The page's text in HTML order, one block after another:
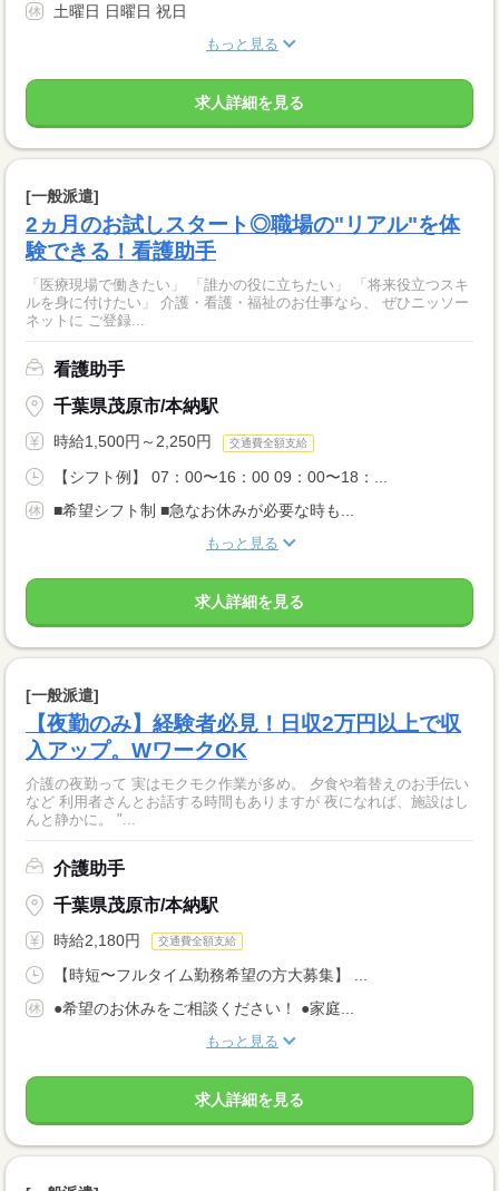
土曜日 日曜日 祝日
もっと見る
求人詳細を見る
[一般派遣]
2ヵ月のお試しスタート◎職場の"リアル"を体
験できる！看護助手
「医療現場で働きたい」 「誰かの役に立ちたい」 「将来役立つスキ
ルを身に付けたい」 介護・看護・福祉のお仕事なら、 ぜひニッソー
ネットに ご登録...
看護助手
千葉県茂原市/本納駅
時給1,500円～2,250円 交通費全額支給
【シフト例】 07：00〜16：00 09：00〜18：...
■希望シフト制 ■急なお休みが必要な時も...
もっと見る
求人詳細を見る
[一般派遣]
【夜勤のみ】経験者必見！日収2万円以上で収
入アップ。WワークOK
介護の夜勤って 実はモクモク作業が多め。 夕食や着替えのお手伝い
など 利用者さんとお話する時間もありますが 夜になれば、施設はし
んと静かに。 "...
介護助手
千葉県茂原市/本納駅
時給2,180円 交通費全額支給
【時短〜フルタイム勤務希望の方大募集】 ...
●希望のお休みをご相談ください！ ●家庭...
もっと見る
求人詳細を見る